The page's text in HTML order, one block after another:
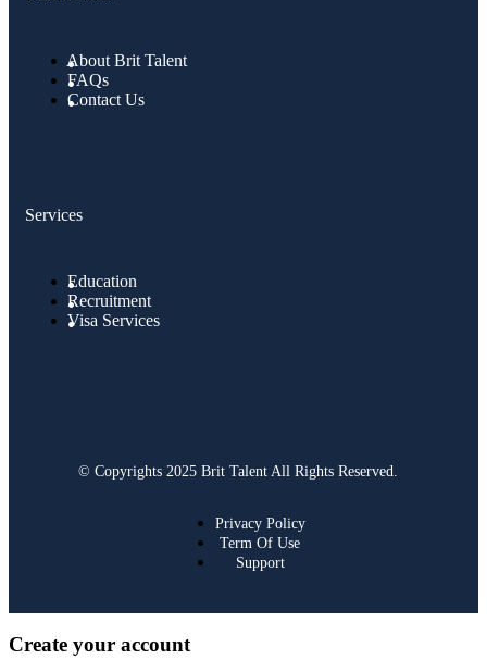
About Brit Talent
FAQs
Contact Us
Services
Education
Recruitment
Visa Services
© Copyrights 2025 Brit Talent All Rights Reserved.
Privacy Policy
Term Of Use
Support
Create your account